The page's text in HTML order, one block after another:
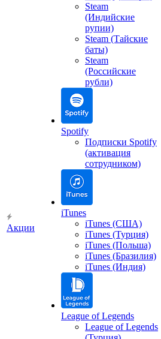
Акции
Steam
(Индийские
рупии)
Steam (Тайские
баты)
Steam
(Российские
рубли)
Spotify
Подписки Spotify
(активация
сотрудником)
iTunes
iTunes (США)
iTunes (Турция)
iTunes (Польша)
iTunes (Бразилия)
iTunes (Индия)
League of Legends
League of Legends